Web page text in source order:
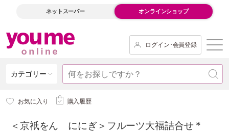
ネットスーパー オンラインショップ
ログイン･会員登録
カテゴリー
お気に入り 購入履歴
＜京祇をん ににぎ＞フルーツ大福詰合せ *